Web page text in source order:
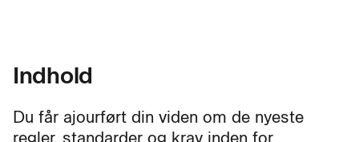
Indhold
Du får ajourført din viden om de nyeste
regler, standarder og krav inden for